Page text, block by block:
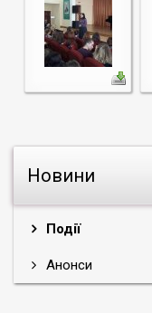
Новини
Події
Анонси